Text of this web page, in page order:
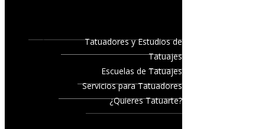
Tatuadores y Estudios de
Tatuajes
Escuelas de Tatuajes
Servicios para Tatuadores
¿Quieres Tatuarte?